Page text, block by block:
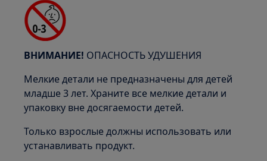
ВНИМАНИЕ! ОПАСНОСТЬ УДУШЕНИЯ
Мелкие детали не предназначены для детей
младше 3 лет. Храните все мелкие детали и
упаковку вне досягаемости детей.
Только взрослые должны использовать или
устанавливать продукт.